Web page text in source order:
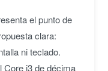
el punto de
clara:
ni teclado.
Core i3 de décima